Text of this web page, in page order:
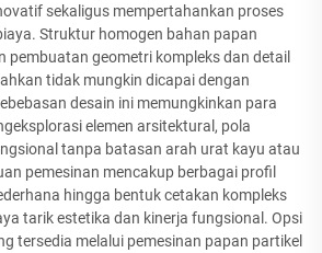
sekaligus mempertahankan proses
Struktur homogen bahan papan
pembuatan geometri kompleks dan detail
tidak mungkin dicapai dengan
desain ini memungkinkan para
elemen arsitektural, pola
tanpa batasan arah urat kayu atau
pemesinan mencakup berbagai profil
hingga bentuk cetakan kompleks
tarik estetika dan kinerja fungsional. Opsi
tersedia melalui pemesinan papan partikel